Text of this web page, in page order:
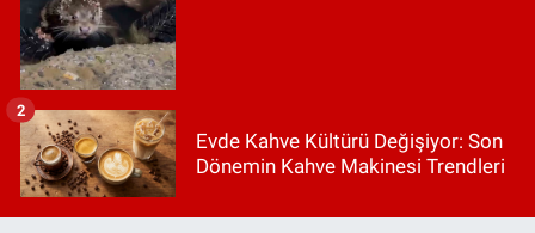
Evde Kahve Kültürü Değişiyor: Son
Dönemin Kahve Makinesi Trendleri
2